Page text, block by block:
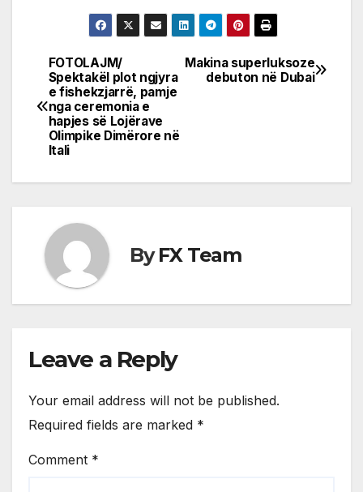
Post
navigation
Makina superluksoze
debuton në Dubai
FOTOLAJM/
Spektakël plot ngjyra
e fishekzjarrë, pamje
nga ceremonia e
hapjes së Lojërave
Olimpike Dimërore në
Itali
ByFX Team
Leave a Reply
Your email address will not be published.
Required fields are marked *
Comment *